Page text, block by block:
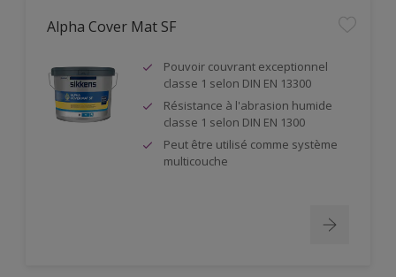
Alpha Cover Mat SF
Pouvoir couvrant exceptionnel
classe 1 selon DIN EN 13300
Résistance à l'abrasion humide
classe 1 selon DIN EN 1300
Peut être utilisé comme système
multicouche